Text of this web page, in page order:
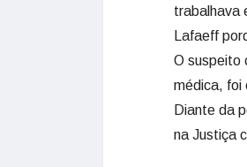
trabalhava
Lafaeff
O suspeito
médica, foi
Diante da
na Justiça